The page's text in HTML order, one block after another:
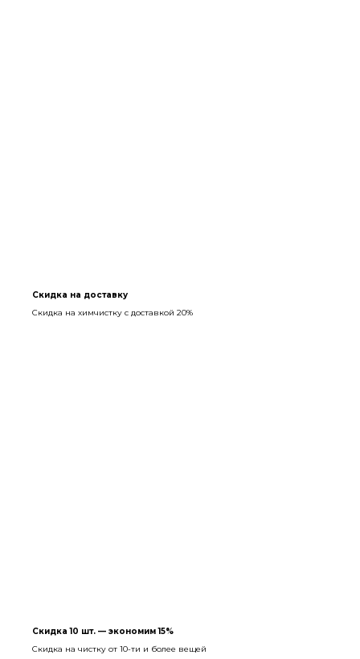
Скидка на доставку
Скидка на химчистку с доставкой 20%
Скидка 10 шт. — экономим 15%
Скидка на чистку от 10-ти и более вещей